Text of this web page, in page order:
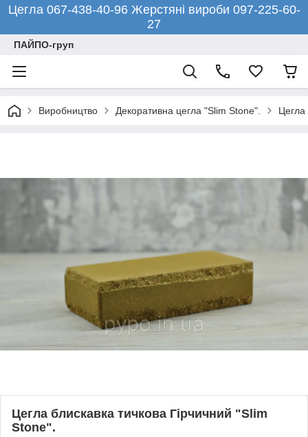
Цегла 067-438-40-96 Жерстяні вироби 097-225-60-
27
ПАЙПО-груп
Виробництво Декоративна цегла "Slim Stone". Цегла
Цегла блискавка тичкова Гірчичний "Slim
Stone".